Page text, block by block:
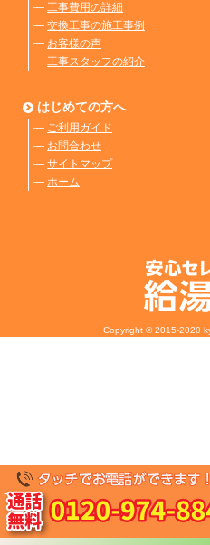
― 工事費用の詳細
― 交換工事の施工事例
― お客様の声
― 工事スタッフの紹介
はじめての方へ
― ご利用ガイド
― お問合わせ
― サイトマップ
― ホーム
Copyright © 2015-2020